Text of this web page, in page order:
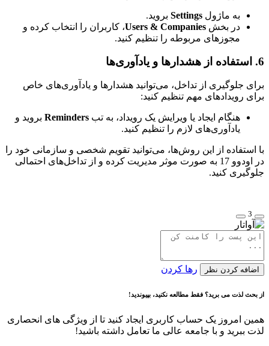
به ماژول Settings بروید.
در بخش Users & Companies، کاربران را انتخاب کرده و
مجوزهای مربوطه را تنظیم کنید.
6. استفاده از هشدارها و یادآوری‌ها
برای جلوگیری از تداخل، می‌توانید هشدارها و یادآوری‌های خاص
برای رویدادهای مهم تنظیم کنید:
هنگام ایجاد یا ویرایش یک رویداد، به تب Reminders بروید و
یادآوری‌های لازم را تنظیم کنید.
با استفاده از این روش‌ها، می‌توانید تقویم شخصی و سازمانی خود را
در اودوو 17 به صورت موثر مدیریت کرده و از تداخل‌های احتمالی
جلوگیری کنید.
3
اضافه کردن نظر رها کردن
از بحث لذت می برید؟ فقط مطالعه نکنید، بپیوندید!
همین امروز یک حساب کاربری ایجاد کنید تا از ویژگی های انحصاری
لذت ببرید و با جامعه عالی ما تعامل داشته باشید!